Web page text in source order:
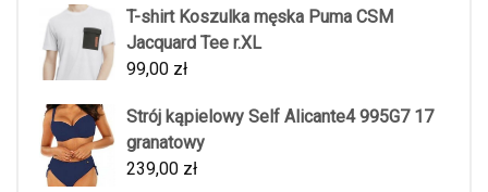
T-shirt Koszulka męska Puma CSM
Jacquard Tee r.XL
99,00 zł
Strój kąpielowy Self Alicante4 995G7 17
granatowy
239,00 zł